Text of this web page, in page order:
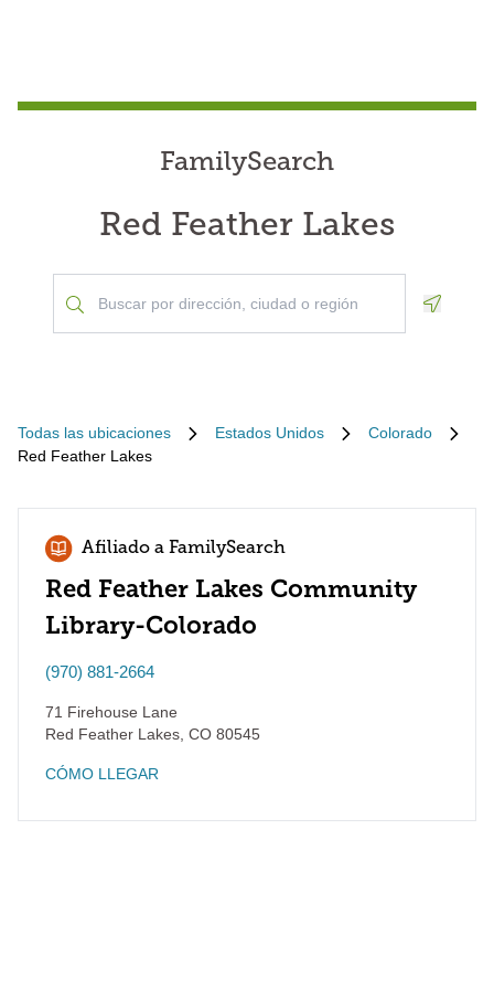
FamilySearch
Red Feather Lakes
Todas las ubicaciones Estados Unidos
Colorado
Red Feather Lakes
Afiliado a FamilySearch
Red Feather Lakes Community
Library-Colorado
(970) 881-2664
71 Firehouse Lane
Red Feather Lakes CO 80545
CÓMO LLEGAR